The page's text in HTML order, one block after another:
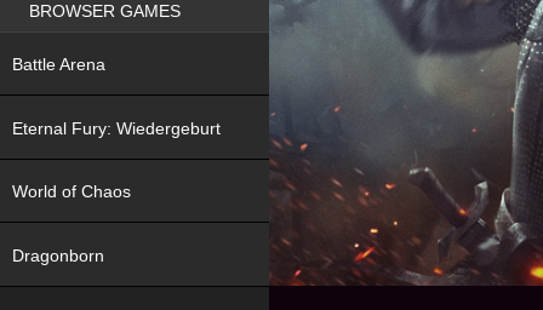
BROWSER GAMES
Battle Arena
Eternal Fury: Wiedergeburt
World of Chaos
Dragonborn